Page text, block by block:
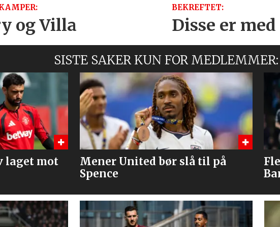
og Villa
BEKREFTET:
Disse er
SISTE SAKER KUN FOR MEDLEMMER:
til på
Flere journalister: Rodri velger
Barcelona over Real Madrid